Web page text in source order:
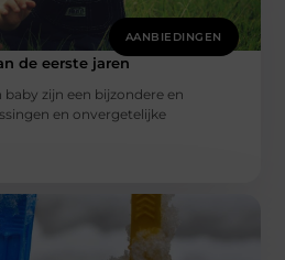
AANBIEDINGEN
de eerste jaren
zijn een bijzondere en
en onvergetelijke